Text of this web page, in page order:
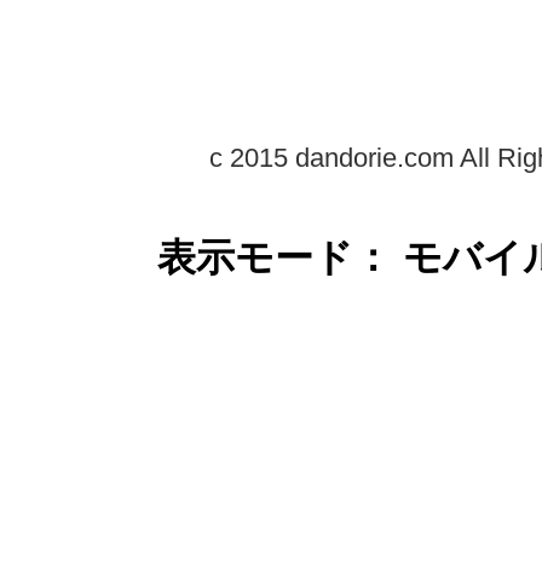
c 2015 dandorie.com All
表示モード： モバ